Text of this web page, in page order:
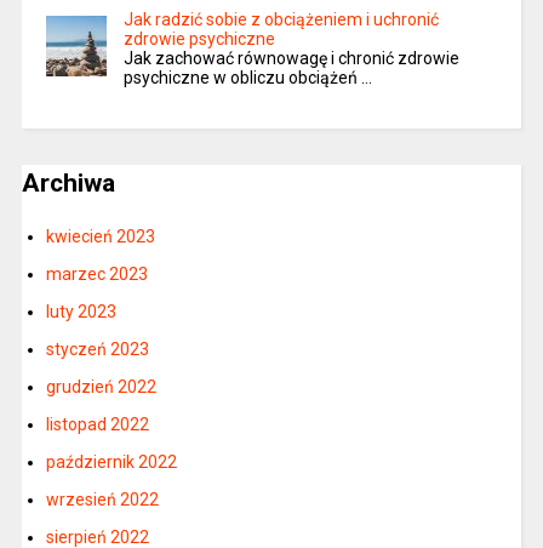
Jak radzić sobie z obciążeniem i uchronić
zdrowie psychiczne
Jak zachować równowagę i chronić zdrowie
psychiczne w obliczu obciążeń …
Archiwa
kwiecień 2023
marzec 2023
luty 2023
styczeń 2023
grudzień 2022
listopad 2022
październik 2022
wrzesień 2022
sierpień 2022